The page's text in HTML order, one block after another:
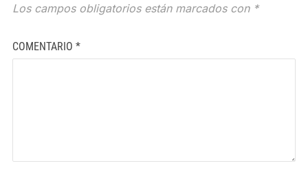
Los campos obligatorios están marcados con *
COMENTARIO *